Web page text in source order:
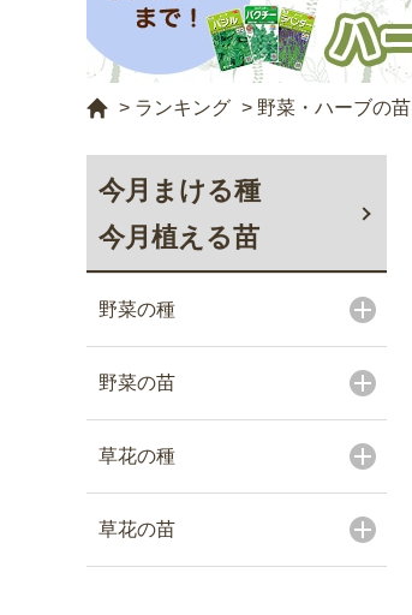
> ランキング > 野菜・ハーブの苗
今月まける種
今月植える苗
野菜の種
野菜の苗
草花の種
草花の苗